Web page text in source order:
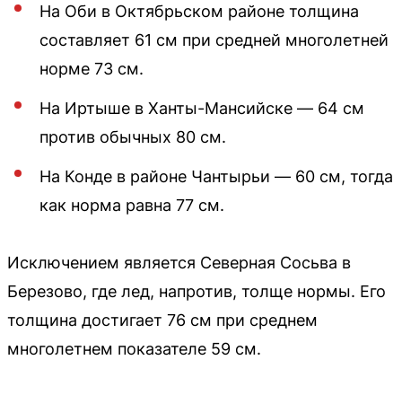
На Оби в Октябрьском районе толщина
составляет 61 см при средней многолетней
норме 73 см.
На Иртыше в Ханты-Мансийске — 64 см
против обычных 80 см.
На Конде в районе Чантырьи — 60 см, тогда
как норма равна 77 см.
Исключением является Северная Сосьва в
Березово, где лед, напротив, толще нормы. Его
толщина достигает 76 см при среднем
многолетнем показателе 59 см.